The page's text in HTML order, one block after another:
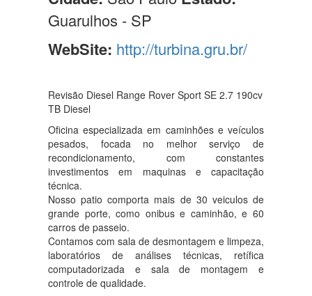
Guarulhos - SP
WebSite: http://turbina.gru.br/
Revisão Diesel Range Rover Sport SE 2.7 190cv
TB Diesel
Oficina especializada em caminhões e veículos
pesados, focada no melhor serviço de
recondicionamento, com constantes
investimentos em maquinas e capacitação
técnica.
Nosso patio comporta mais de 30 veiculos de
grande porte, como onibus e caminhão, e 60
carros de passeio.
Contamos com sala de desmontagem e limpeza,
laboratórios de análises técnicas, retífica
computadorizada e sala de montagem e
controle de qualidade.